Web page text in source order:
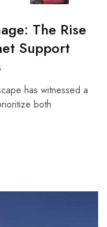
The Rise
Support
has witnessed a
both